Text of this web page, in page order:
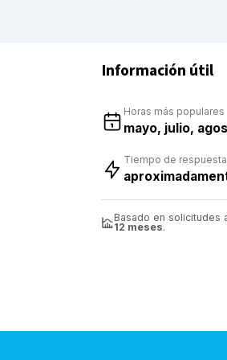
Información útil
Horas más populares
mayo, julio,
Tiempo de
Basado en solicitudes
12 meses.